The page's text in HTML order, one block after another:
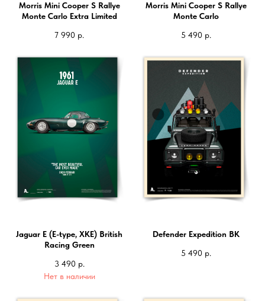
Morris Mini Cooper S Rallye
Monte Carlo Extra Limited
7 990 р.
Morris Mini Cooper S Rallye
Monte Carlo
5 490 р.
Jaguar E (E-type, XKE) British
Racing Green
3 490 р.
Нет в наличии
Defender Expedition BK
5 490 р.